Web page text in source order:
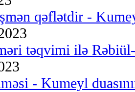
qəflətdir -
təqvimi ilə
- Kumeyl